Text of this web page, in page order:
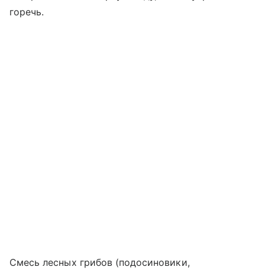
горечь.
Смесь лесных грибов (подосиновики,